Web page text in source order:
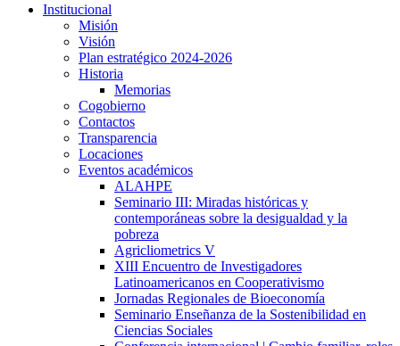
Institucional
Misión
Visión
Plan estratégico 2024-2026
Historia
Memorias
Cogobierno
Contactos
Transparencia
Locaciones
Eventos académicos
ALAHPE
Seminario III: Miradas históricas y
contemporáneas sobre la desigualdad y la
pobreza
Agricliometrics V
XIII Encuentro de Investigadores
Latinoamericanos en Cooperativismo
Jornadas Regionales de Bioeconomía
Seminario Enseñanza de la Sostenibilidad en
Ciencias Sociales